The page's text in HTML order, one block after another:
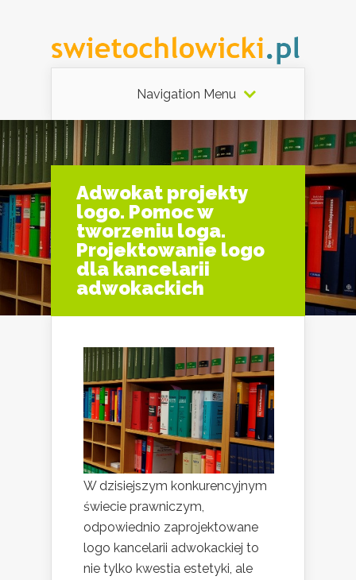
Navigation Menu
Adwokat projekty
logo. Pomoc w
tworzeniu loga.
Projektowanie logo
dla kancelarii
adwokackich
W dzisiejszym konkurencyjnym
świecie prawniczym,
odpowiednio zaprojektowane
logo kancelarii adwokackiej to
nie tylko kwestia estetyki, ale